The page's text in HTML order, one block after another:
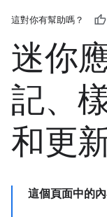
這對你有幫助嗎？
迷你
記、
和更
這個頁面中的